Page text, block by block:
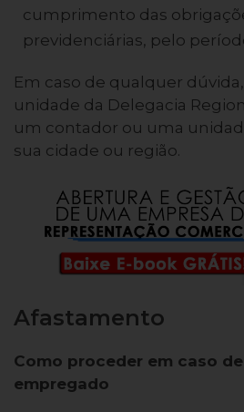
cumprimento das
previdenciárias, pelo
Em caso de qualquer
unidade da Delegacia
um contador ou uma
sua cidade ou região.
Afastamento
Como proceder em caso
empregado